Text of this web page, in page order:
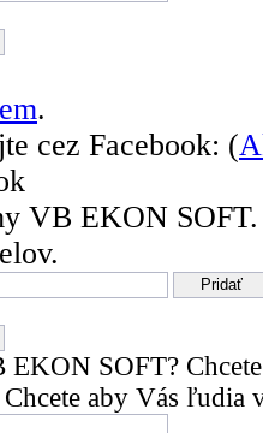
.
cez Facebook: (
VB EKON SOFT.
SOFT?
aby Vás ľudia